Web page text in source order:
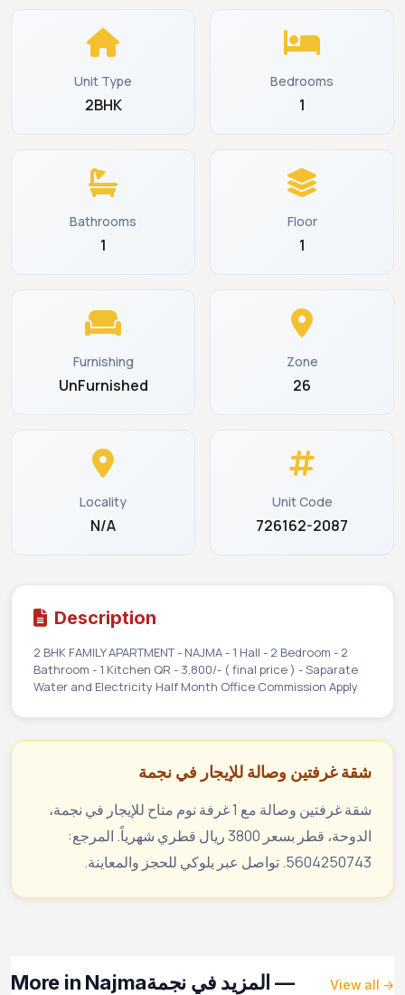
Unit Type
2BHK
Bedrooms
1
Bathrooms
1
Floor
1
Furnishing
UnFurnished
Zone
26
Locality
N/A
Unit Code
726162-2087
Description
2 BHK FAMILY APARTMENT - NAJMA - 1 Hall - 2 Bedroom - 2
Bathroom - 1 Kitchen QR - 3,800/- ( final price ) - Saparate
Water and Electricity Half Month Office Commission Apply
شقة غرفتين وصالة للإيجار في نجمة
شقة غرفتين وصالة مع 1 غرفة نوم متاح للإيجار في نجمة،
الدوحة، قطر بسعر 3800 ريال قطري شهرياً. المرجع:
5604250743. تواصل عبر يلوكي للحجز والمعاينة.
More in Najma— المزيد في نجمة View all →